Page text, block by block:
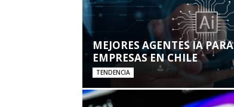
MEJORES AGENTES IA PARA
EMPRESAS EN CHILE
TENDENCIA